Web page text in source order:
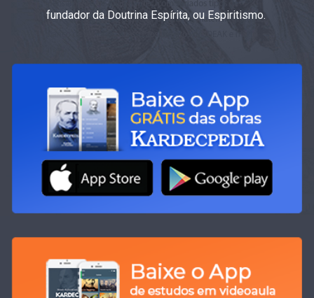
fundador da Doutrina Espírita, ou Espiritismo.